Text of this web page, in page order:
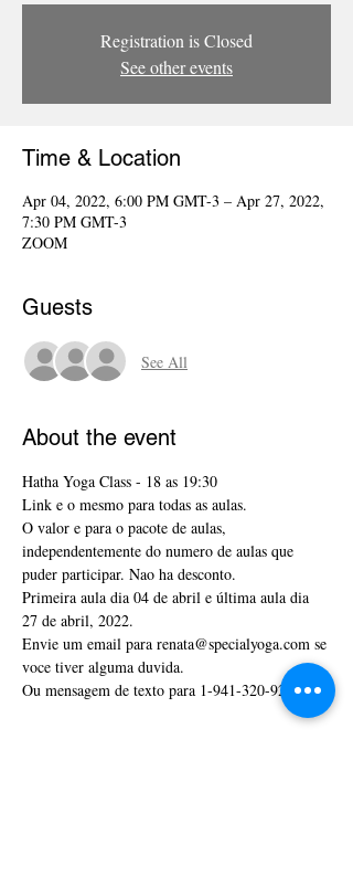
Registration is Closed
See other events
Time & Location
Apr 04, 2022, 6:00 PM GMT-3 – Apr 27, 2022,
7:30 PM GMT-3
ZOOM
Guests
See All
About the event
Hatha Yoga Class - 18 as 19:30
Link e o mesmo para todas as aulas.
O valor e para o pacote de aulas,
independentemente do numero de aulas que
puder participar. Nao ha desconto.
Primeira aula dia 04 de abril e última aula dia
27 de abril, 2022.
Envie um email para renata@specialyoga.com se
voce tiver alguma duvida.
Ou mensagem de texto para 1-941-320-9290